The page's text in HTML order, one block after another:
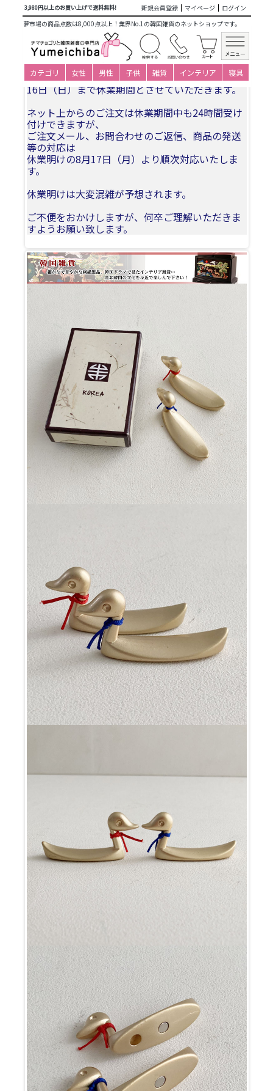
3,980円以上のお買い上げで送料無料! 新規会員登録 マイページ
ログイン
夢市場の商品点数は8,000点以上！業界No.1の韓国雑貨のネットショップです。
カテゴリ 女性 男性 子供 雑貨 インテリア 寝具
商品カテゴリ一覧>韓国雑貨 日用品・文房具>文房具> 韓
国式 マグネット 箸置き2個セット かわいい おしどり
夏季休業についてお知らせ
誠に勝手ながら、2026年8月11日(火)〜2026年8月
16日（日）まで休業期間とさせていただきます。
ネット上からのご注文は休業期間中も24時間受け
付けできますが、
ご注文メール、お問合わせのご返信、商品の発送
等の対応は
休業明けの8月17日（月）より順次対応いたしま
す。
休業明けは大変混雑が予想されます。
ご不便をおかけしますが、何卒ご理解いただきま
すようお願い致します。